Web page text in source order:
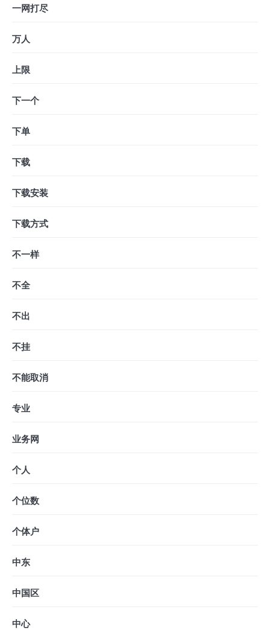
一网打尽
万人
上限
下一个
下单
下载
下载安装
下载方式
不一样
不全
不出
不挂
不能取消
专业
业务网
个人
个位数
个体户
中东
中国区
中心